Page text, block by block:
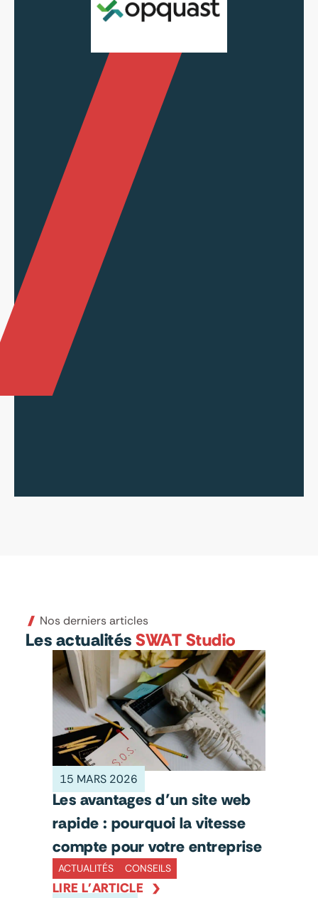
Nos derniers articles
Les actualités SWAT Studio
15 MARS 2026
Les avantages d’un site web
rapide : pourquoi la vitesse
compte pour votre entreprise
ACTUALITÉS CONSEILS
LIRE L'ARTICLE